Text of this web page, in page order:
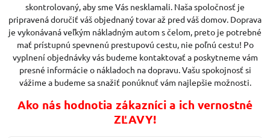
skontrolovaný, aby sme Vás nesklamali. Naša spoločnosť je
pripravená doručiť váš objednaný tovar až pred váš domov. Doprava
je vykonávaná veľkým nákladným autom s čelom, preto je potrebné
mať prístupnú spevnenú prestupovú cestu, nie poľnú cestu! Po
vyplnení objednávky vás budeme kontaktovať a poskytneme vám
presné informácie o nákladoch na dopravu. Vašu spokojnosť si
vážime a budeme sa snažiť ponúknuť vám najlepšie možnosti.
Ako nás hodnotia zákazníci a ich vernostné
ZĽAVY!